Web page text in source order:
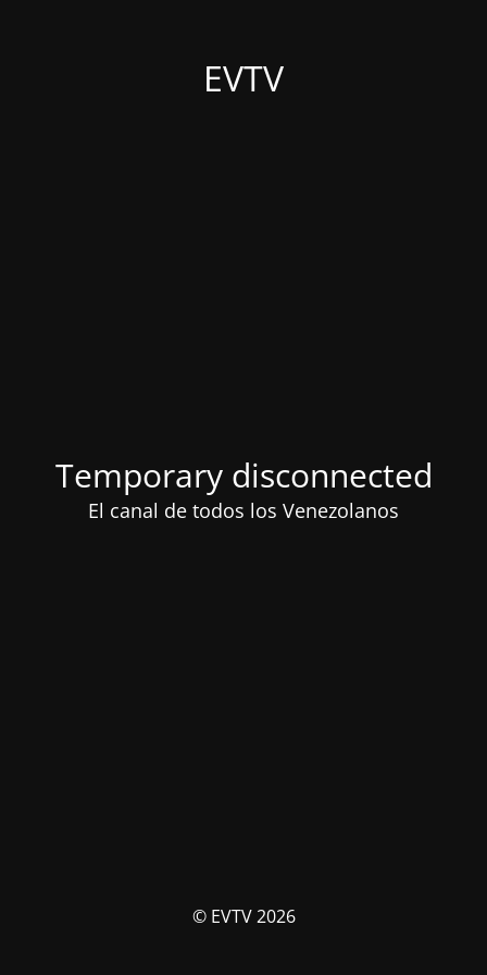
EVTV
Temporary disconnected
El canal de todos los Venezolanos
© EVTV 2026